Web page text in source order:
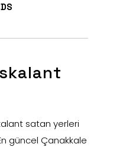
satan yerleri
güncel Çanakkale